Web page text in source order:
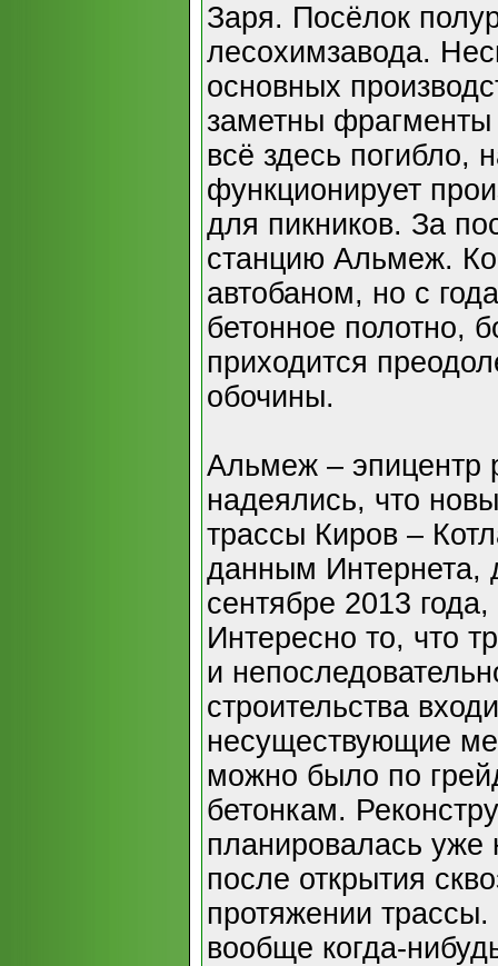
Заря. Посёлок
лесохимзавода.
основных
заметны фрагменты
всё здесь погибло,
функционирует
для пикников. За
станцию Альмеж.
автобаном, но с
бетонное полотно,
приходится
обочины.
Альмеж – эпицентр
надеялись, что
трассы Киров –
данным Интернета,
сентябре 2013
Интересно то, что
и
строительства
несуществующие
можно было по
бетонкам.
планировалась уже
после открытия
протяжении
вообще когда-